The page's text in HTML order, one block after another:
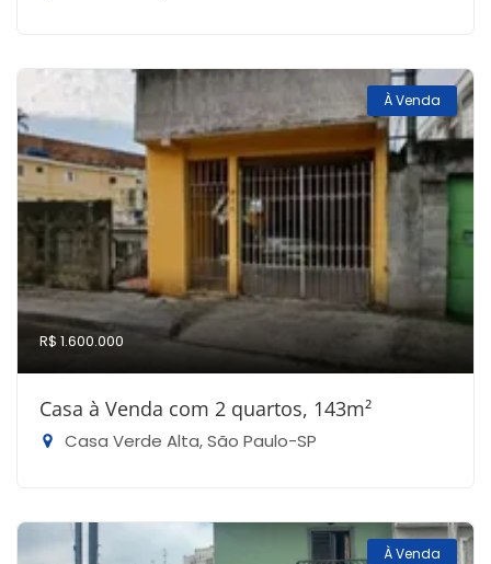
À Venda
R$ 1.600.000
Casa à Venda com 2 quartos, 143m²
Casa Verde Alta, São Paulo-SP
À Venda